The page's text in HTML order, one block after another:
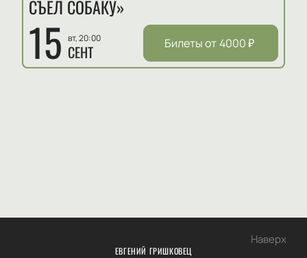
СЪЕЛ СОБАКУ»
15 вт, 20:00
СЕНТ Билеты от 4000₽
Наверх
ЕВГЕНИЙ ГРИШКОВЕЦ